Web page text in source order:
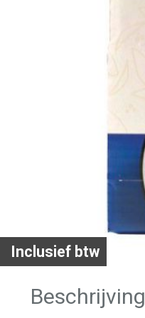
Inclusief btw
Beschrijving